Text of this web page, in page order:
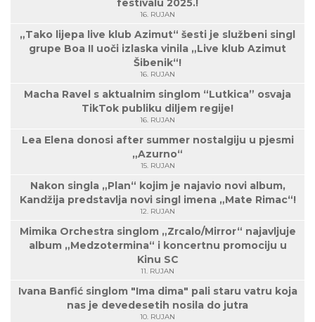
festivalu 2025.!
16. RUJAN
„Tako lijepa live klub Azimut“ šesti je službeni singl
grupe Boa II uoči izlaska vinila „Live klub Azimut
Šibenik“!
16. RUJAN
Macha Ravel s aktualnim singlom “Lutkica” osvaja
TikTok publiku diljem regije!
16. RUJAN
Lea Elena donosi after summer nostalgiju u pjesmi
„Azurno“
15. RUJAN
Nakon singla „Plan“ kojim je najavio novi album,
Kandžija predstavlja novi singl imena „Mate Rimac“!
12. RUJAN
Mimika Orchestra singlom „Zrcalo/Mirror“ najavljuje
album „Medzotermina“ i koncertnu promociju u
Kinu SC
11. RUJAN
Ivana Banfić singlom "Ima dima" pali staru vatru koja
nas je devedesetih nosila do jutra
10. RUJAN